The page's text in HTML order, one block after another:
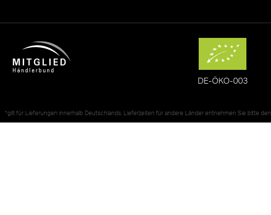
DE-ÖKO-003
*gilt für Lieferungen innerhalb Deutschlands, Lieferzeiten für andere Länder entnehmen Sie bitte den